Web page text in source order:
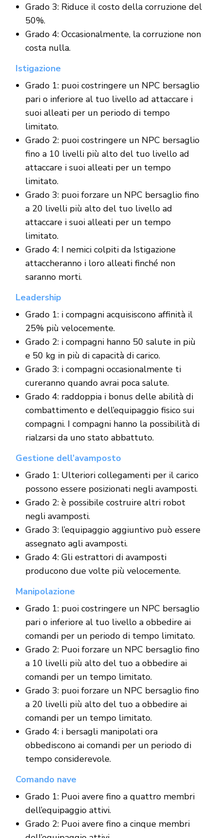
Grado 3: Riduce il costo della corruzione del
50%.
Grado 4: Occasionalmente, la corruzione non
costa nulla.
Istigazione
Grado 1: puoi costringere un NPC bersaglio
pari o inferiore al tuo livello ad attaccare i
suoi alleati per un periodo di tempo
limitato.
Grado 2: puoi costringere un NPC bersaglio
fino a 10 livelli più alto del tuo livello ad
attaccare i suoi alleati per un tempo
limitato.
Grado 3: puoi forzare un NPC bersaglio fino
a 20 livelli più alto del tuo livello ad
attaccare i suoi alleati per un tempo
limitato.
Grado 4: I nemici colpiti da Istigazione
attaccheranno i loro alleati finché non
saranno morti.
Leadership
Grado 1: i compagni acquisiscono affinità il
25% più velocemente.
Grado 2: i compagni hanno 50 salute in più
e 50 kg in più di capacità di carico.
Grado 3: i compagni occasionalmente ti
cureranno quando avrai poca salute.
Grado 4: raddoppia i bonus delle abilità di
combattimento e dell’equipaggio fisico sui
compagni. I compagni hanno la possibilità di
rialzarsi da uno stato abbattuto.
Gestione dell’avamposto
Grado 1: Ulteriori collegamenti per il carico
possono essere posizionati negli avamposti.
Grado 2: è possibile costruire altri robot
negli avamposti.
Grado 3: l’equipaggio aggiuntivo può essere
assegnato agli avamposti.
Grado 4: Gli estrattori di avamposti
producono due volte più velocemente.
Manipolazione
Grado 1: puoi costringere un NPC bersaglio
pari o inferiore al tuo livello a obbedire ai
comandi per un periodo di tempo limitato.
Grado 2: Puoi forzare un NPC bersaglio fino
a 10 livelli più alto del tuo a obbedire ai
comandi per un tempo limitato.
Grado 3: puoi forzare un NPC bersaglio fino
a 20 livelli più alto del tuo a obbedire ai
comandi per un tempo limitato.
Grado 4: i bersagli manipolati ora
obbediscono ai comandi per un periodo di
tempo considerevole.
Comando nave
Grado 1: Puoi avere fino a quattro membri
dell’equipaggio attivi.
Grado 2: Puoi avere fino a cinque membri